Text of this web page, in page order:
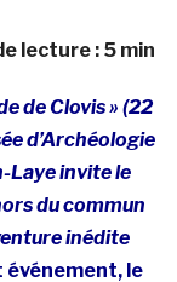
lecture : 5 min
de Clovis » (22
d’Archéologie
Laye invite le
du commun
inédite
événement, le